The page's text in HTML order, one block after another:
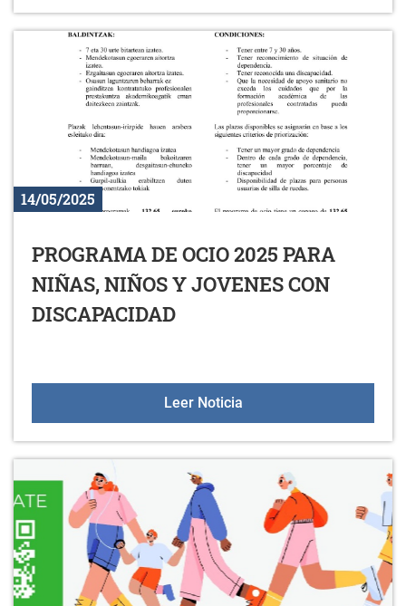
14/05/2025
PROGRAMA DE OCIO 2025 PARA
NIÑAS, NIÑOS Y JOVENES CON
DISCAPACIDAD
Leer NoticiaPROGRAMA DE OCIO